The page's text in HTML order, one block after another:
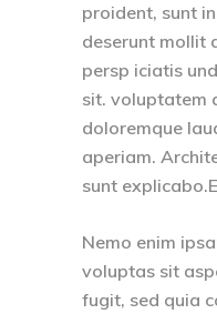
proident, sunt
deserunt mollit
persp iciatis
sit. voluptatem
doloremque
aperiam.
sunt
Nemo enim
voluptas sit
fugit, sed quia